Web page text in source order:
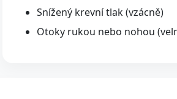
Snížený krevní tlak (vzácně)
Otoky rukou nebo nohou